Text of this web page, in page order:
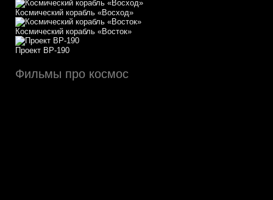
Космический корабль «Восход»
Космический корабль «Восток»
Проект ВР-190
Фильмы про космос